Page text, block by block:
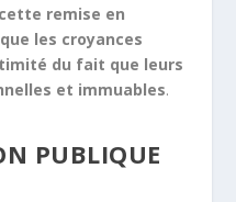
remise en
les croyances
du fait que leurs
et immuables.
PUBLIQUE